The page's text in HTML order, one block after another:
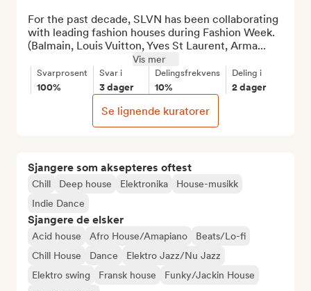
Sjangere som aksepteres oftest
Chill Deep house Elektronika
House-musikk
Indie Dance
Sjangere de elsker
Acid house Afro House/Amapiano
Beats/Lo-fi
Chill House
Dance
Elektro Jazz/Nu Jazz
Elektro swing
Fransk house
Funky/Jackin House
For the past decade, SLVN has been collaborating
with leading fashion houses during Fashion Week.
(Balmain, Louis Vuitton, Yves St Laurent, Arma...
Vis mer
Svarprosent
100%
Svar i
3 dager
Delingsfrekvens
10%
Deling i
2 dager
Se lignende kuratorer